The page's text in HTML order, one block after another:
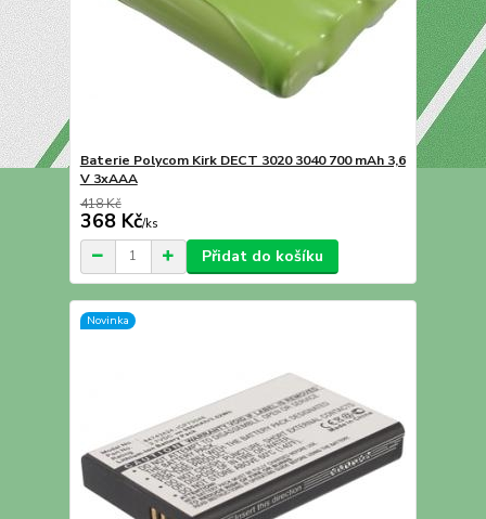
Baterie Polycom Kirk DECT 3020 3040 700 mAh 3,6
V 3xAAA
418 Kč
368 Kč/ks
Přidat do košíku
Novinka